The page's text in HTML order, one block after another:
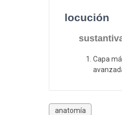
locución
Capa
anatomía